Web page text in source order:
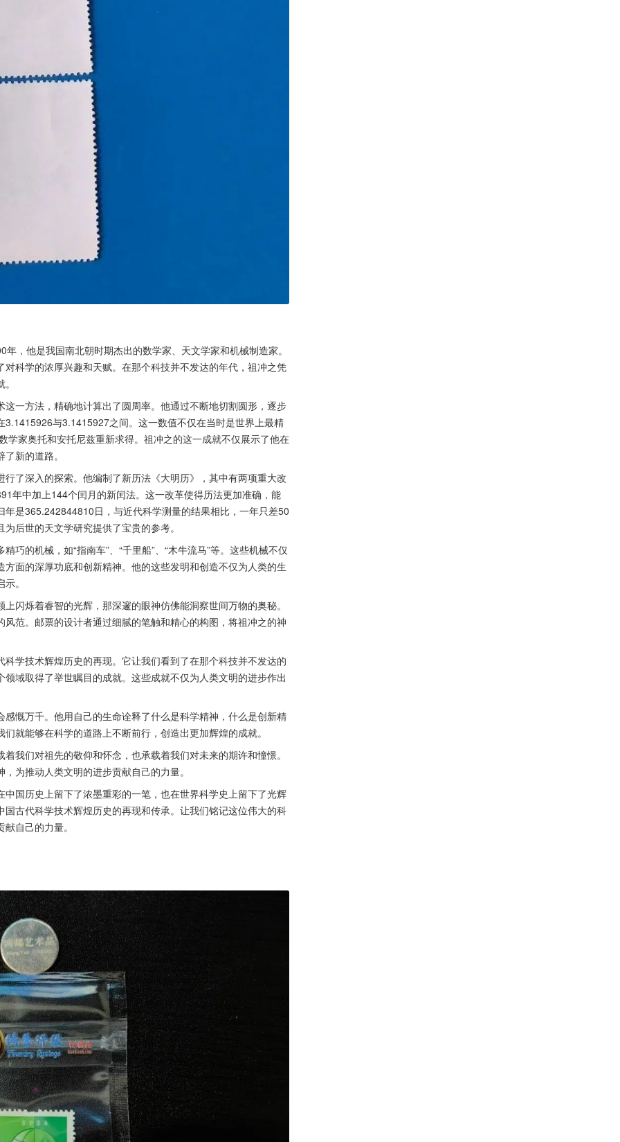
，他是我国南北朝时期杰出的数学家、天文学家和机械制造家。
科学的浓厚兴趣和天赋。在那个科技并不发达的年代，祖冲之凭
一方法，精确地计算出了圆周率。他通过不断地切割圆形，逐步
与3.1415927之间。这一数值不仅在当时是世界上最精
家奥托和安托尼兹重新求得。祖冲之的这一成就不仅展示了他在
新的道路。
了深入的探索。他编制了新历法《大明历》，其中有两项重大改
年中加上144个闰月的新闰法。这一改革使得历法更加准确，能
是365.242844810日，与近代科学测量的结果相比，一年只差50
后世的天文学研究提供了宝贵的参考。
巧的机械，如“指南车”、“千里船”、“木牛流马”等。这些机械不仅
面的深厚功底和创新精神。他的这些发明和创造不仅为人类的生
示。
闪烁着睿智的光辉，那深邃的眼神仿佛能洞察世间万物的奥秘。
范。邮票的设计者通过细腻的笔触和精心的构图，将祖冲之的神
学技术辉煌历史的再现。它让我们看到了在那个科技并不发达的
域取得了举世瞩目的成就。这些成就不仅为人类文明的进步作出
慨万千。他用自己的生命诠释了什么是科学精神，什么是创新精
就能够在科学的道路上不断前行，创造出更加辉煌的成就。
我们对祖先的敬仰和怀念，也承载着我们对未来的期许和憧憬。
为推动人类文明的进步贡献自己的力量。
国历史上留下了浓墨重彩的一笔，也在世界科学史上留下了光辉
古代科学技术辉煌历史的再现和传承。让我们铭记这位伟大的科
自己的力量。